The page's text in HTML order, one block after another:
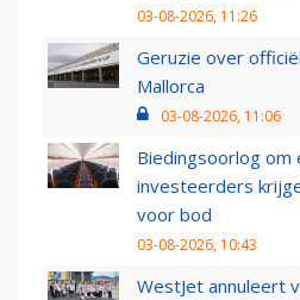
03-08-2026, 11:26
Geruzie over
Mallorca
03-08-2026, 11:06
Biedingsoorlog om
investeerders
voor bod
03-08-2026, 10:43
WestJet annuleert